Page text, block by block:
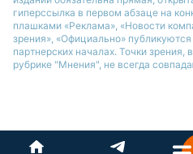
гиперссылка в первом абзаце на
плашками «Реклама», «Новости
зрения», «Официально»
партнерских началах. Точки
рубрике "Мнения", не всегда